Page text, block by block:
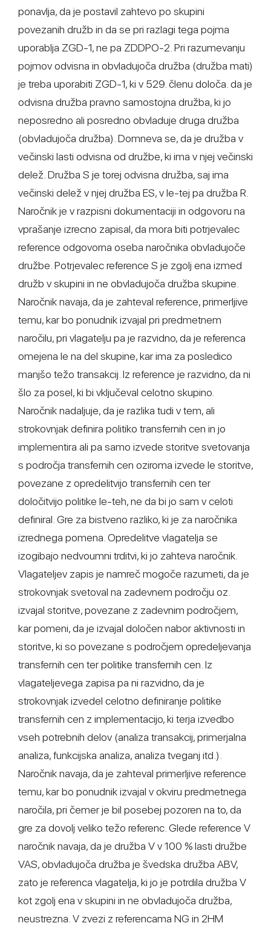
ponavlja, da je postavil zahtevo po skupini
povezanih družb in da se pri razlagi tega pojma
uporablja ZGD-1, ne pa ZDDPO-2. Pri razumevanju
pojmov odvisna in obvladujoča družba (družba mati)
je treba uporabiti ZGD-1, ki v 529. členu določa. da je
odvisna družba pravno samostojna družba, ki jo
neposredno ali posredno obvladuje druga družba
(obvladujoča družba). Domneva se, da je družba v
večinski lasti odvisna od družbe, ki ima v njej večinski
delež. Družba S je torej odvisna družba, saj ima
večinski delež v njej družba ES, v le-tej pa družba R.
Naročnik je v razpisni dokumentaciji in odgovoru na
vprašanje izrecno zapisal, da mora biti potrjevalec
reference odgovorna oseba naročnika obvladujoče
družbe. Potrjevalec reference S je zgolj ena izmed
družb v skupini in ne obvladujoča družba skupine.
Naročnik navaja, da je zahteval reference, primerljive
temu, kar bo ponudnik izvajal pri predmetnem
naročilu, pri vlagatelju pa je razvidno, da je referenca
omejena le na del skupine, kar ima za posledico
manjšo težo transakcij. Iz reference je razvidno, da ni
šlo za posel, ki bi vključeval celotno skupino.
Naročnik nadaljuje, da je razlika tudi v tem, ali
strokovnjak definira politiko transfernih cen in jo
implementira ali pa samo izvede storitve svetovanja
s področja transfernih cen oziroma izvede le storitve,
povezane z opredelitvijo transfernih cen ter
določitvijo politike le-teh, ne da bi jo sam v celoti
definiral. Gre za bistveno razliko, ki je za naročnika
izrednega pomena. Opredelitve vlagatelja se
izogibajo nedvoumni trditvi, ki jo zahteva naročnik.
Vlagateljev zapis je namreč mogoče razumeti, da je
strokovnjak svetoval na zadevnem področju oz.
izvajal storitve, povezane z zadevnim področjem,
kar pomeni, da je izvajal določen nabor aktivnosti in
storitve, ki so povezane s področjem opredeljevanja
transfernih cen ter politike transfernih cen. Iz
vlagateljevega zapisa pa ni razvidno, da je
strokovnjak izvedel celotno definiranje politike
transfernih cen z implementacijo, ki terja izvedbo
vseh potrebnih delov (analiza transakcij, primerjalna
analiza, funkcijska analiza, analiza tveganj itd.).
Naročnik navaja, da je zahteval primerljive reference
temu, kar bo ponudnik izvajal v okviru predmetnega
naročila, pri čemer je bil posebej pozoren na to, da
gre za dovolj veliko težo referenc. Glede reference V
naročnik navaja, da je družba V v 100 % lasti družbe
VAS, obvladujoča družba je švedska družba ABV,
zato je referenca vlagatelja, ki jo je potrdila družba V
kot zgolj ena v skupini in ne obvladujoča družba,
neustrezna. V zvezi z referencama NG in 2HM